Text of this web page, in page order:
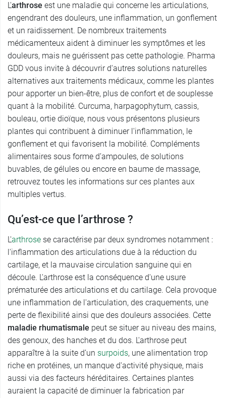
En résumé
L'arthrose est une maladie qui concerne les articulations,
engendrant des douleurs, une inflammation, un gonflement
et un raidissement. De nombreux traitements
médicamenteux aident à diminuer les symptômes et les
douleurs, mais ne guérissent pas cette pathologie. Pharma
GDD vous invite à découvrir d'autres solutions naturelles
alternatives aux traitements médicaux, comme les plantes
pour apporter un bien-être, plus de confort et de souplesse
quant à la mobilité. Curcuma, harpagophytum, cassis,
bouleau, ortie dioïque, nous vous présentons plusieurs
plantes qui contribuent à diminuer l'inflammation, le
gonflement et qui favorisent la mobilité. Compléments
alimentaires sous forme d’ampoules, de solutions
buvables, de gélules ou encore en baume de massage,
retrouvez toutes les informations sur ces plantes aux
multiples vertus.
Qu’est-ce que l’arthrose ?
L'arthrose se caractérise par deux syndromes notamment :
l'inflammation des articulations due à la réduction du
cartilage, et la mauvaise circulation sanguine qui en
découle. L'arthrose est la conséquence d'une usure
prématurée des articulations et du cartilage. Cela provoque
une inflammation de l'articulation, des craquements, une
perte de flexibilité ainsi que des douleurs associées. Cette
maladie rhumatismale peut se situer au niveau des mains,
des genoux, des hanches et du dos. L'arthrose peut
apparaître à la suite d’un surpoids, une alimentation trop
riche en protéines, un manque d'activité physique, mais
aussi via des facteurs héréditaires. Certaines plantes
auraient la capacité de diminuer la fabrication par